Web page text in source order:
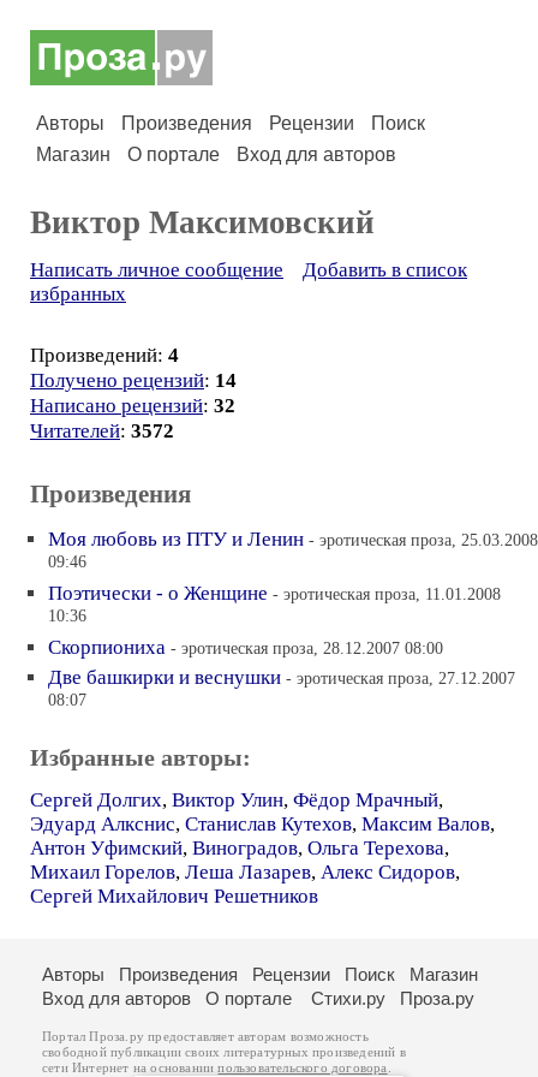
Авторы Произведения Рецензии
Поиск
Магазин
О портале Вход для авторов
Виктор Максимовский
Написать личное сообщение
Добавить в список
избранных
Произведений: 4
Получено рецензий: 14
Написано рецензий: 32
Читателей: 3572
Произведения
Моя любовь из ПТУ и Ленин - эротическая проза, 25.03.2008
09:46
Поэтически - о Женщине - эротическая проза, 11.01.2008
10:36
Скорпиониха - эротическая проза, 28.12.2007 08:00
Две башкирки и веснушки - эротическая проза, 27.12.2007
08:07
Избранные авторы:
Сергей Долгих, Виктор Улин, Фёдор Мрачный,
Эдуард Алкснис, Станислав Кутехов, Максим Валов,
Антон Уфимский, Виноградов, Ольга Терехова,
Михаил Горелов, Леша Лазарев, Алекс Сидоров,
Сергей Михайлович Решетников
Авторы Произведения Рецензии Поиск
Магазин
Вход для авторов
О портале Стихи.ру Проза.ру
Портал Проза.ру предоставляет авторам возможность
свободной публикации своих литературных произведений в
сети Интернет на основаниипользовательского договора